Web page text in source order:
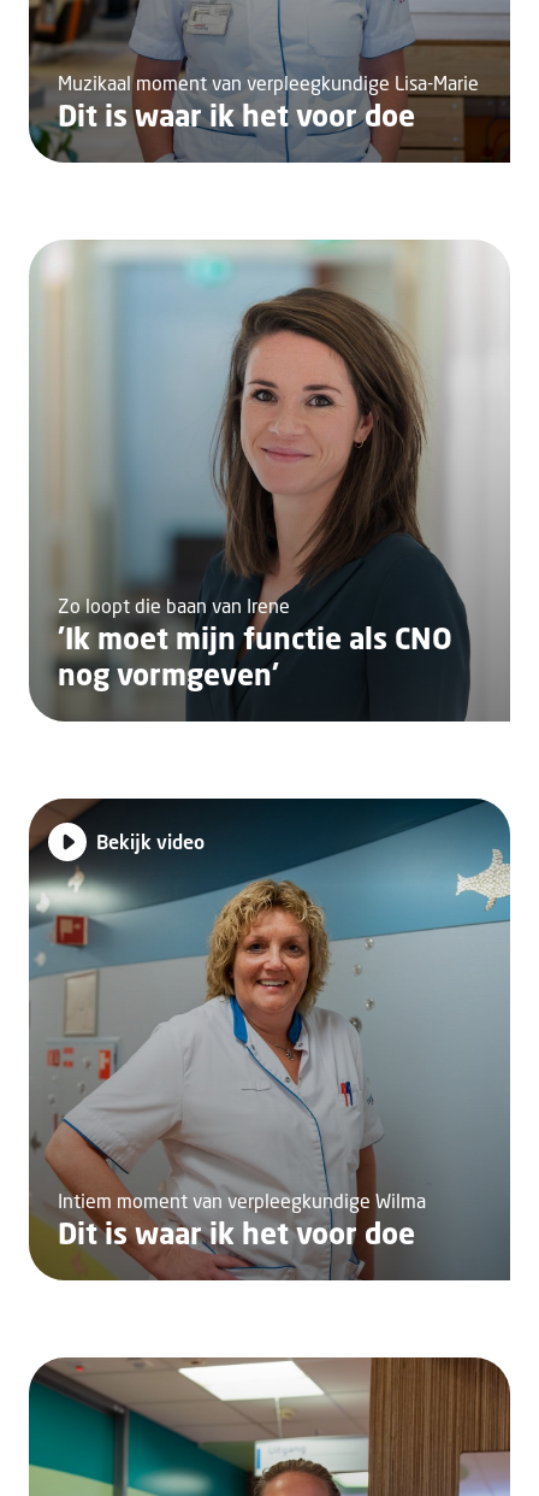
Muzikaal moment van verpleegkundige Lisa-Marie
Dit is waar ik het voor doe
Zo loopt die baan van Irene
'Ik moet mijn functie als CNO
nog vorm­ge­ven'
Bekijk video
Intiem moment van verpleegkundige Wilma
Dit is waar ik het voor doe